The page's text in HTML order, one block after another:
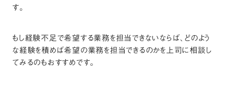
す。
もし経験不足で希望する業務を担当できないならば、どのよう
な経験を積めば希望の業務を担当できるのかを上司に相談し
てみるのもおすすめです。